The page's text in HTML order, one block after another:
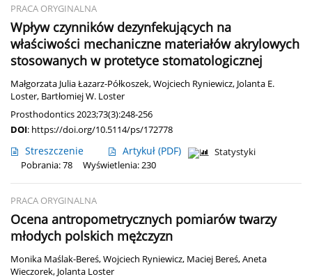
PRACA ORYGINALNA
Wpływ czynników dezynfekujących na
właściwości mechaniczne materiałów akrylowych
stosowanych w protetyce stomatologicznej
Małgorzata Julia Łazarz-Półkoszek,Wojciech Ryniewicz, Jolanta E.
Loster, Bartłomiej W. Loster
Prosthodontics 2023;73(3):248-256
DOI: https://doi.org/10.5114/ps/172778
Streszczenie Artykuł (PDF)
Statystyki
Pobrania: 78
Wyświetlenia: 230
PRACA ORYGINALNA
Ocena antropometrycznych pomiarów twarzy
młodych polskich mężczyzn
Monika Maślak-Bereś,Wojciech Ryniewicz, Maciej Bereś,Aneta
Wieczorek, Jolanta Loster